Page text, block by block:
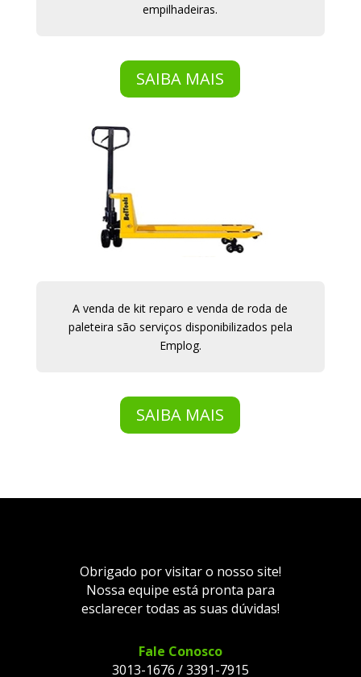
empilhadeiras.
SAIBA MAIS
A venda de kit reparo e venda de roda de
paleteira são serviços disponibilizados pela
Emplog.
SAIBA MAIS
Obrigado por visitar o nosso site!
Nossa equipe está pronta para
esclarecer todas as suas dúvidas!
Fale Conosco
3013-1676 /3391-7915